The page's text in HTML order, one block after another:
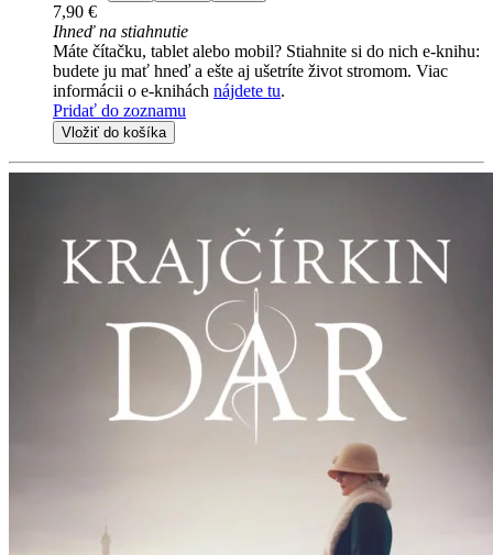
7,90 €
Ihneď na stiahnutie
Máte čítačku, tablet alebo mobil? Stiahnite si do nich e-knihu:
budete ju mať hneď a ešte aj ušetríte život stromom. Viac
informácii o e-knihách nájdete tu.
Pridať do zoznamu
Vložiť do košíka